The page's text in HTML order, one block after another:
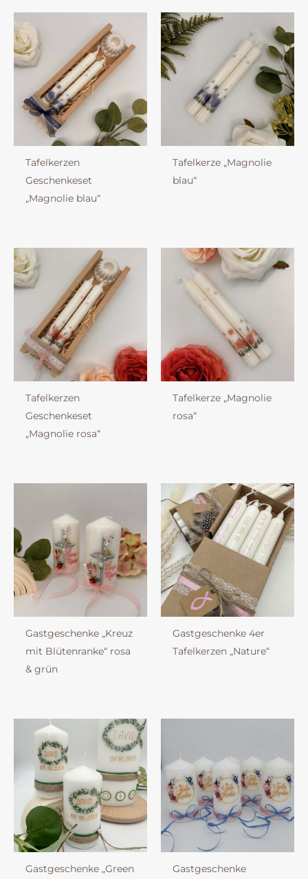
Tafelkerzen
Geschenkeset
„Magnolie blau“
Tafelkerze „Magnolie
blau“
Tafelkerzen
Geschenkeset
„Magnolie rosa“
Tafelkerze „Magnolie
rosa“
Gastgeschenke „Kreuz
mit Blütenranke“ rosa
& grün
Gastgeschenke 4er
Tafelkerzen „Nature“
Gastgeschenke „Green
Gastgeschenke